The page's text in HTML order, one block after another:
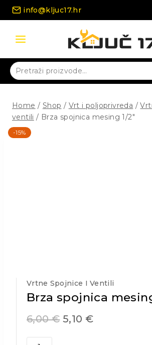
Skip
info@kljuc17.hr
Pretraži:
Home / Shop / Vrt i poljoprivreda /
ventili / Brza spojnica mesing 1/2″
-15%
Vrtne Spojnice I Ventili
Brza spojnica
6,00€ 5,10 €
Brza